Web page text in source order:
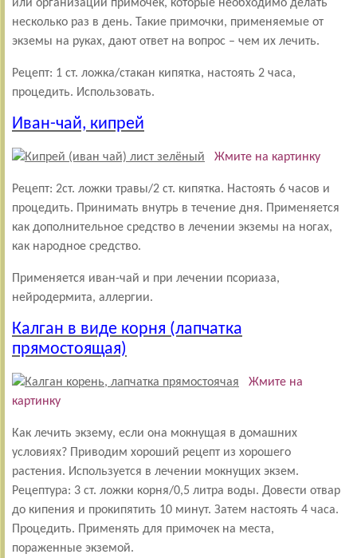
или организации примочек, которые необходимо делать
несколько раз в день. Такие примочки, применяемые от
экземы на руках, дают ответ на вопрос – чем их лечить.
Рецепт: 1 ст. ложка/стакан кипятка, настоять 2 часа,
процедить. Использовать.
Иван-чай, кипрей
Жмите на картинку
Рецепт: 2ст. ложки травы/2 ст. кипятка. Настоять 6 часов и
процедить. Принимать внутрь в течение дня. Применяется
как дополнительное средство в лечении экземы на ногах,
как народное средство.
Применяется иван-чай и при лечении псориаза,
нейродермита, аллергии.
Калган в виде корня (лапчатка
прямостоящая)
Жмите на
картинку
Как лечить экзему, если она мокнущая в домашних
условиях? Приводим хороший рецепт из хорошего
растения. Используется в лечении мокнущих экзем.
Рецептура: 3 ст. ложки корня/0,5 литра воды. Довести отвар
до кипения и прокипятить 10 минут. Затем настоять 4 часа.
Процедить. Применять для примочек на места,
пораженные экземой.